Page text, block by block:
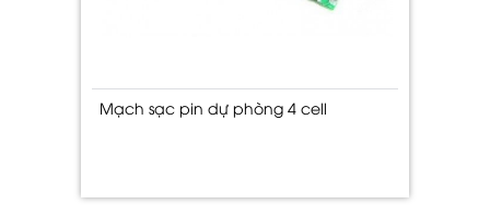
Mạch sạc pin dự phòng 4 cell